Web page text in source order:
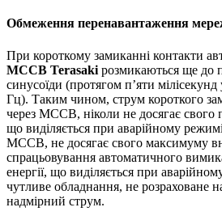
Обмеження перенавантаження
При короткому замиканні контакти
MCCB Terasaki розмикаються ще до
синусоїди (протягом п’яти
Гц). Таким чином, струм короткого
через MCCB, ніколи не досягає свого
що виділяється при аварійному
MCCB, не досягає свого максимуму
спрацьовування автоматичного
енергії, що виділяється при
чутливе обладнання, не розраховане
надмірний струм.